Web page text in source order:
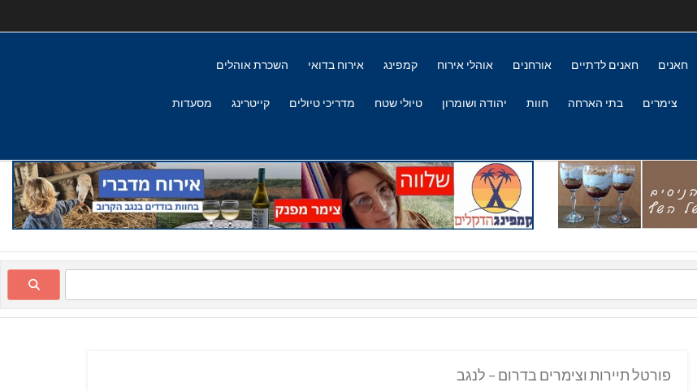
חאנים חאנים לדתיים אורחנים אוהלי אירוח קמפינג אירוח בדואי השכרת אוהלים
צימרים בתי הארחה חוות יהודה ושומרון טיולי שטח מדריכי טיולים קייטרינג מסעדות
פורטל תיירות וצימרים בדרום – לנגב